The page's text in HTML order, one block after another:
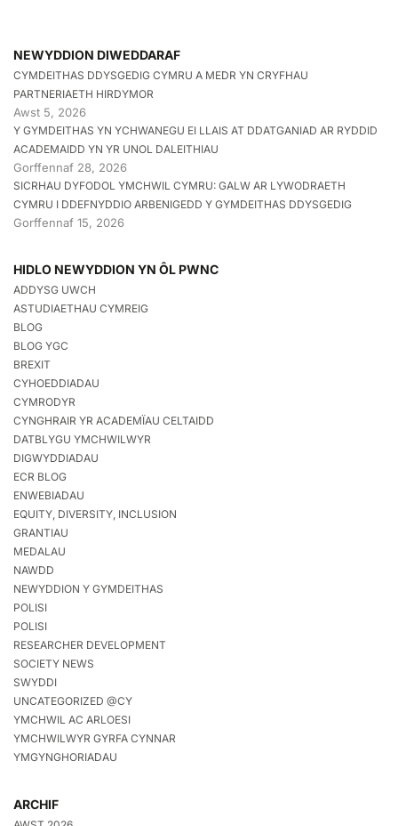
NEWYDDION DIWEDDARAF
CYMDEITHAS DDYSGEDIG CYMRU A MEDR YN CRYFHAU
PARTNERIAETH HIRDYMOR
Awst 5, 2026
Y GYMDEITHAS YN YCHWANEGU EI LLAIS AT DDATGANIAD AR RYDDID
ACADEMAIDD YN YR UNOL DALEITHIAU
Gorffennaf 28, 2026
SICRHAU DYFODOL YMCHWIL CYMRU: GALW AR LYWODRAETH
CYMRU I DDEFNYDDIO ARBENIGEDD Y GYMDEITHAS DDYSGEDIG
Gorffennaf 15, 2026
HIDLO NEWYDDION YN ÔL PWNC
ADDYSG UWCH
ASTUDIAETHAU CYMREIG
BLOG
BLOG YGC
BREXIT
CYHOEDDIADAU
CYMRODYR
CYNGHRAIR YR ACADEMÏAU CELTAIDD
DATBLYGU YMCHWILWYR
DIGWYDDIADAU
ECR BLOG
ENWEBIADAU
EQUITY, DIVERSITY, INCLUSION
GRANTIAU
MEDALAU
NAWDD
NEWYDDION Y GYMDEITHAS
POLISI
POLISI
RESEARCHER DEVELOPMENT
SOCIETY NEWS
SWYDDI
UNCATEGORIZED @CY
YMCHWIL AC ARLOESI
YMCHWILWYR GYRFA CYNNAR
YMGYNGHORIADAU
ARCHIF